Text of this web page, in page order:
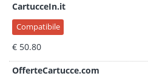
CartucceIn.it
Compatibile
€ 50.80
OfferteCartucce.com